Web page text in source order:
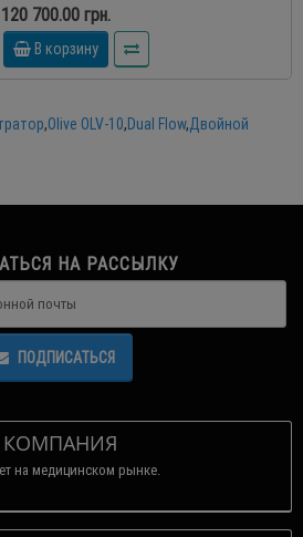
120 700.00 грн.
В корзину
,Olive OLV-10,Dual Flow,Двойной
НА РАССЫЛКУ
ПОДПИСАТЬСЯ
КОМПАНИЯ
на медицинском рынке.